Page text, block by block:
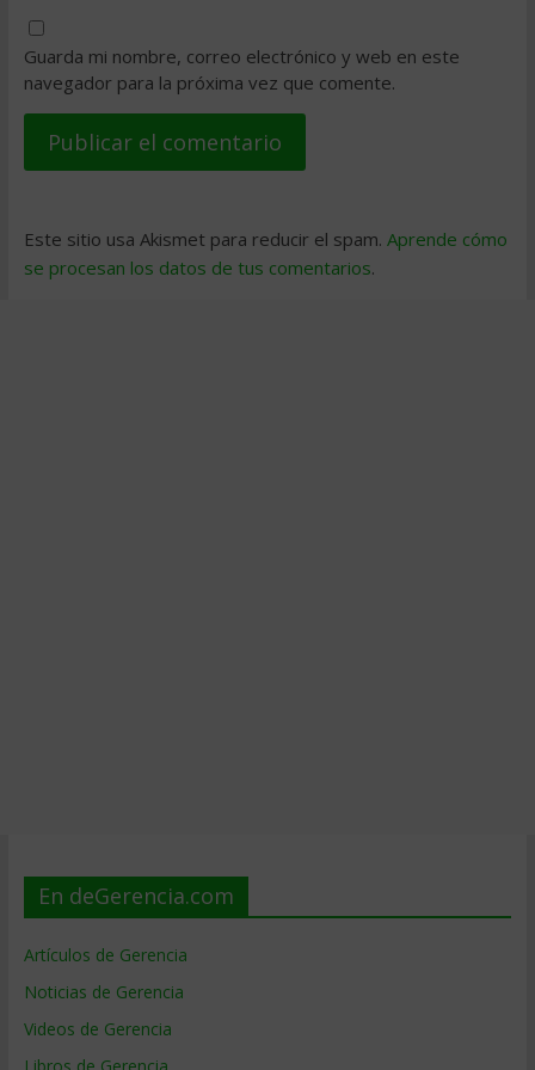
Guarda mi nombre, correo electrónico y web en este
navegador para la próxima vez que comente.
Este sitio usa Akismet para reducir el spam. Aprende cómo
se procesan los datos de tus comentarios.
En deGerencia.com
Artículos de Gerencia
Noticias de Gerencia
Videos de Gerencia